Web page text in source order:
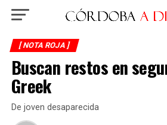
[ NOTA ROJA ]
Buscan restos en
Greek
De joven desaparecida